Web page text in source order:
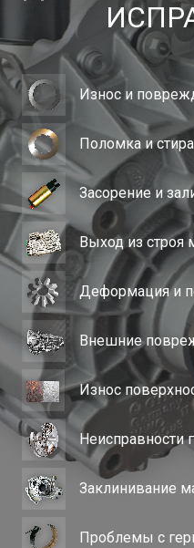
Износ и
Поломка и
Засорение и
Выход из строя
Деформация и
Внешние
Износ
Неисправности
Заклинивание
Проблемы с